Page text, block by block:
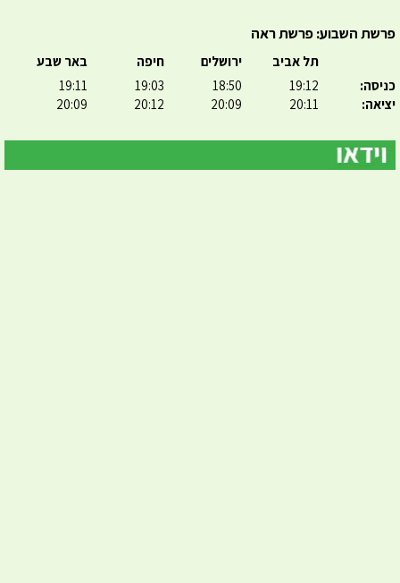
פרשת השבוע: פרשת ראה
כניסה:
יציאה:
תל אביב
19:12
20:11
ירושלים
18:50
20:09
חיפה
19:03
20:12
באר שבע
19:11
20:09